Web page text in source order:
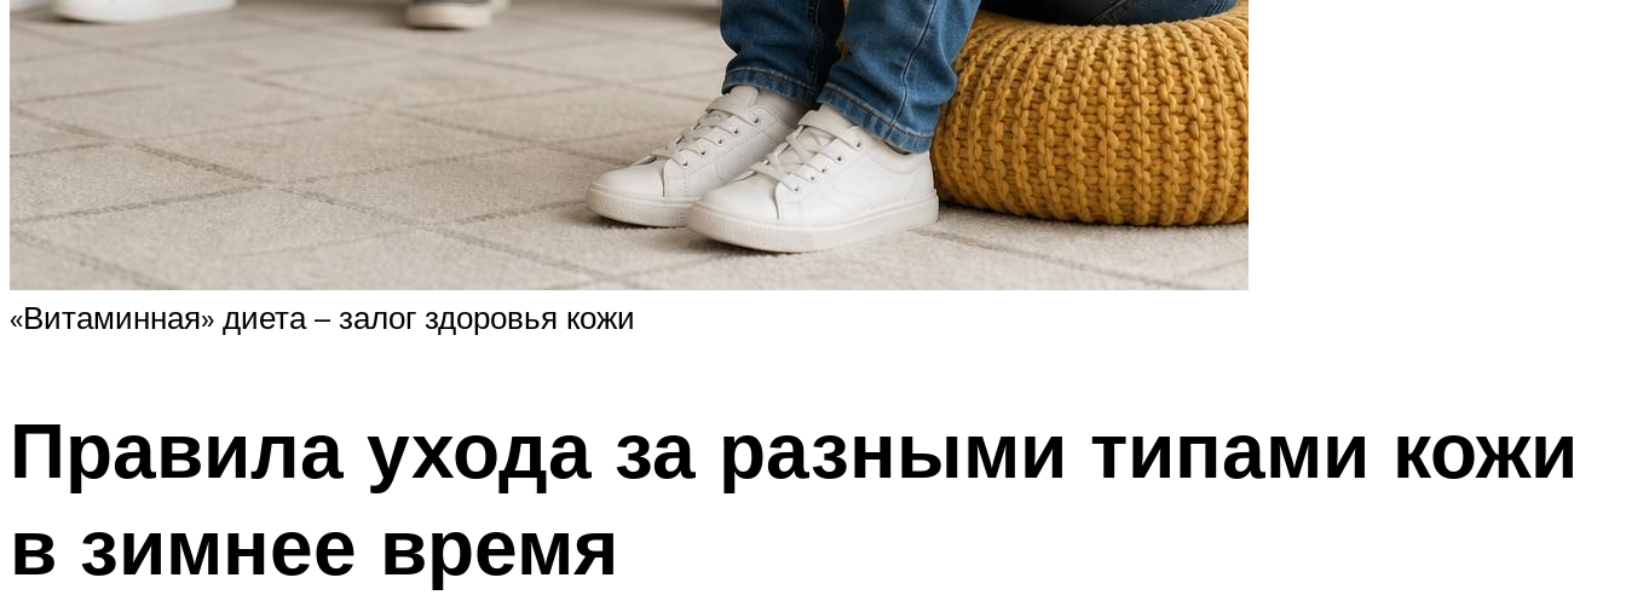
«Витаминная» диета – залог здоровья кожи
Правила ухода за разными типами кожи
в зимнее время